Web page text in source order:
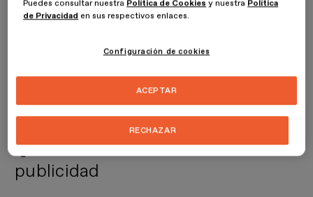
Qué se hace en el Día de la
publicidad
Puedes consultar nuestra Política de Cookies y nuestra Política
de Privacidad en sus respectivos enlaces.
Configuración de cookies
RECHAZAR
ACEPTAR